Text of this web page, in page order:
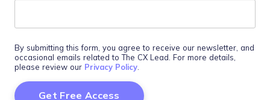
By submitting this form, you agree to receive our newsletter, and
occasional emails related to The CX Lead. For more details,
please review our Privacy Policy.